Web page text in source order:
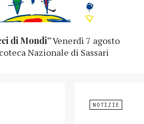
di Mondi”Venerdì 7 agosto
Nazionale di Sassari
NOTIZIE